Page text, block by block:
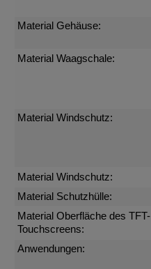
Material Gehäuse:
Material Waagschale:
Material Windschutz:
Material Windschutz:
Material Schutzhülle:
Material Oberfläche des TFT-
Touchscreens:
Anwendungen: